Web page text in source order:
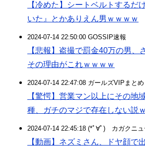
【冷めた】シートベルトするだ
いた』とかありえん男ｗｗｗｗ
2024-07-14 22:50:00 GOSSIP速報
【悲報】盗撮で罰金40万の男
その理由がこれｗｗｗｗ
2024-07-14 22:47:08 ガールズVIPまとめ
【驚愕】営業マン以上にその地
種、ガチのマジで存在しない説
2024-07-14 22:45:18 (*ﾟ∀ﾟ)ゞカガクニ
【動画】ネズミさん、ドヤ顔で